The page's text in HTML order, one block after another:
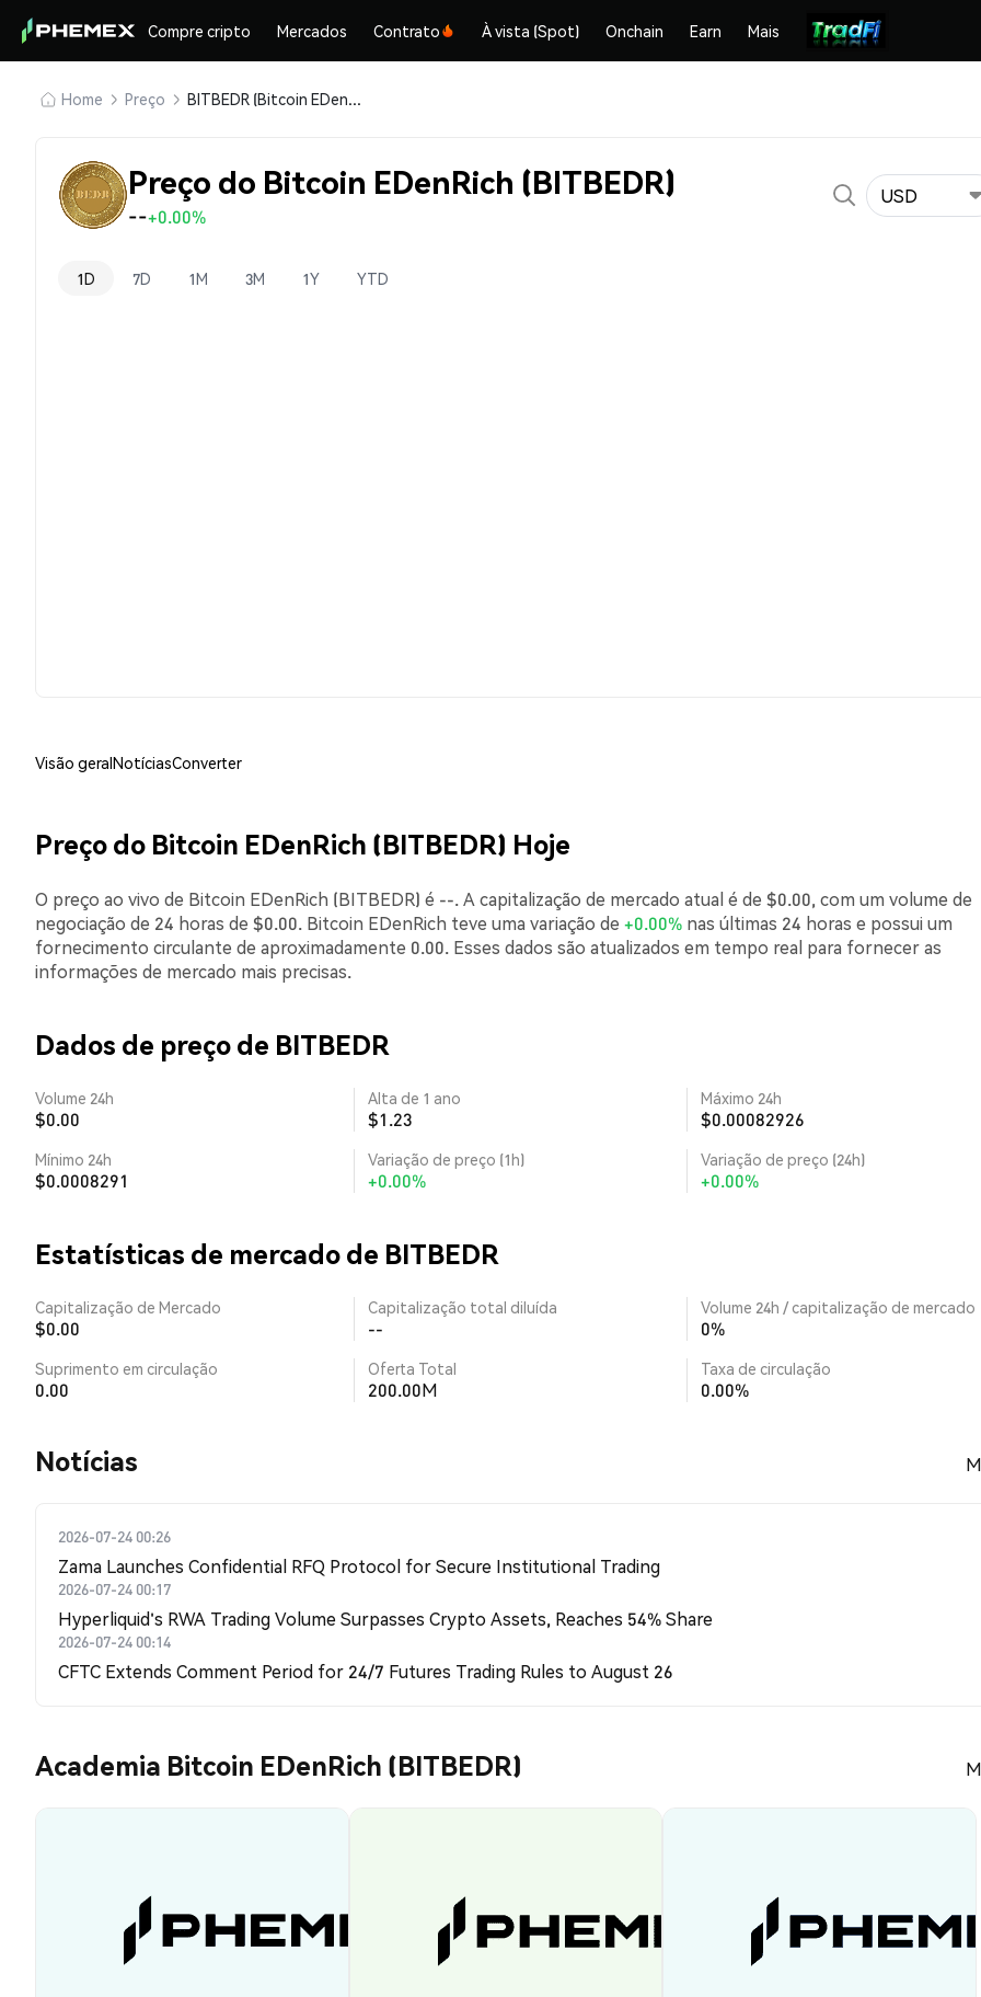
Compre cripto Mercados Contrato À vista (Spot) Onchain Earn Mais
Home Preço BITBEDR (Bitcoin EDenRich)
Preço do Bitcoin EDenRich (BITBEDR)
--+0.00%
USD
1D 7D 1M 3M 1Y YTD
Visão geralNotíciasConverter
Preço do Bitcoin EDenRich (BITBEDR) Hoje
O preço ao vivo de Bitcoin EDenRich (BITBEDR) é --. A capitalização de mercado atual é de $0.00, com um volume de
negociação de 24 horas de $0.00. Bitcoin EDenRich teve uma variação de +0.00% nas últimas 24 horas e possui um
fornecimento circulante de aproximadamente 0.00. Esses dados são atualizados em tempo real para fornecer as
informações de mercado mais precisas.
Dados de preço de BITBEDR
Volume 24h
$0.00
Alta de 1 ano
$1.23
Máximo 24h
$0.00082926
Mínimo 24h
$0.0008291
Variação de preço (1h)
+0.00%
Variação de preço (24h)
+0.00%
Estatísticas de mercado de BITBEDR
Capitalização de Mercado
$0.00
Capitalização total diluída
--
Volume 24h / capitalização de mercado
0%
Suprimento em circulação
0.00
Oferta Total
200.00M
Taxa de circulação
0.00%
​​Notícias​​
2026-07-24 00:26
Zama Launches Confidential RFQ Protocol for Secure Institutional Trading
2026-07-24 00:17
Hyperliquid's RWA Trading Volume Surpasses Crypto Assets, Reaches 54% Share
2026-07-24 00:14
CFTC Extends Comment Period for 24/7 Futures Trading Rules to August 26
Academia Bitcoin EDenRich (BITBEDR)